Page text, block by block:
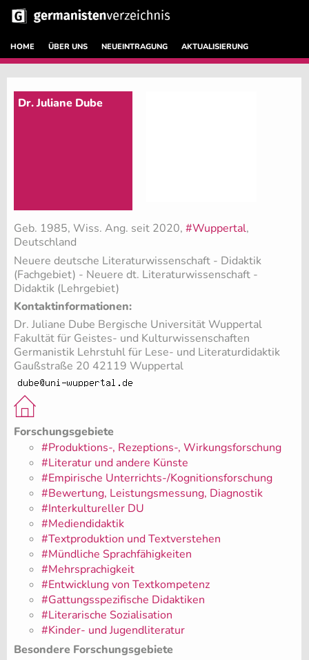
HOME ÜBER UNS NEUEINTRAGUNG AKTUALISIERUNG
Dr. Juliane Dube
Geb. 1985, Wiss. Ang. seit 2020, #Wuppertal,
Deutschland
Neuere deutsche Literaturwissenschaft - Didaktik
(Fachgebiet) - Neuere dt. Literaturwissenschaft -
Didaktik (Lehrgebiet)
Kontaktinformationen:
Dr. Juliane Dube Bergische Universität Wuppertal
Fakultät für Geistes- und Kulturwissenschaften
Germanistik Lehrstuhl für Lese- und Literaturdidaktik
Gaußstraße 20 42119 Wuppertal
Forschungsgebiete
#Produktions-, Rezeptions-, Wirkungsforschung
#Literatur und andere Künste
#Empirische Unterrichts-/Kognitionsforschung
#Bewertung, Leistungsmessung, Diagnostik
#Interkultureller DU
#Mediendidaktik
#Textproduktion und Textverstehen
#Mündliche Sprachfähigkeiten
#Mehrsprachigkeit
#Entwicklung von Textkompetenz
#Gattungsspezifische Didaktiken
#Literarische Sozialisation
#Kinder- und Jugendliteratur
Besondere Forschungsgebiete